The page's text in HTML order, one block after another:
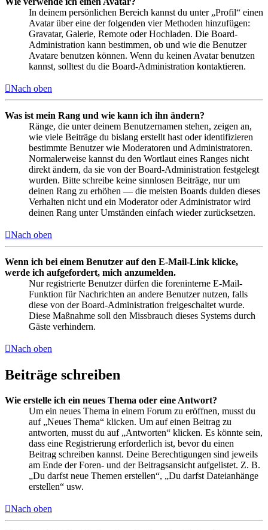
In deinem persönlichen Bereich kannst du unter „Profil“ einen
Avatar über eine der folgenden vier Methoden hinzufügen:
Gravatar, Galerie, Remote oder Hochladen. Die Board-
Administration kann bestimmen, ob und wie die Benutzer
Avatare benutzen können. Wenn du keinen Avatar benutzen
kannst, solltest du die Board-Administration kontaktieren.
Nach oben
Was ist mein Rang und wie kann ich ihn ändern?
Ränge, die unter deinem Benutzernamen stehen, zeigen an,
wie viele Beiträge du bislang erstellt hast oder identifizieren
bestimmte Benutzer wie Moderatoren und Administratoren.
Normalerweise kannst du den Wortlaut eines Ranges nicht
direkt ändern, da sie von der Board-Administration festgelegt
wurden. Bitte schreibe keine sinnlosen Beiträge, nur um
deinen Rang zu erhöhen — die meisten Boards dulden dieses
Verhalten nicht und ein Moderator oder Administrator wird
deinen Rang unter Umständen einfach wieder zurücksetzen.
Nach oben
Wenn ich bei einem Benutzer auf den E-Mail-Link klicke,
werde ich aufgefordert, mich anzumelden.
Nur registrierte Benutzer dürfen die foreninterne E-Mail-
Funktion für Nachrichten an andere Benutzer nutzen, falls
diese von der Board-Administration freigeschaltet wurde.
Diese Maßnahme soll den Missbrauch dieses Systems durch
Gäste verhindern.
Nach oben
Beiträge schreiben
Wie erstelle ich ein neues Thema oder eine Antwort?
Um ein neues Thema in einem Forum zu eröffnen, musst du
auf „Neues Thema“ klicken. Um auf einen Beitrag zu
antworten, musst du auf „Antworten“ klicken. Es könnte sein,
dass eine Registrierung erforderlich ist, bevor du einen
Beitrag schreiben kannst. Deine Berechtigungen sind jeweils
am Ende der Foren- und der Beitragsansicht aufgelistet. Z. B.
„Du darfst neue Themen erstellen“, „Du darfst Dateianhänge
erstellen“ usw.
Nach oben